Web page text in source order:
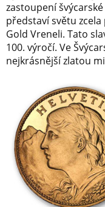
zastoupení
představí světu
Gold Vreneli. Tato
100. výročí. Ve
nejkrásnější zlatou